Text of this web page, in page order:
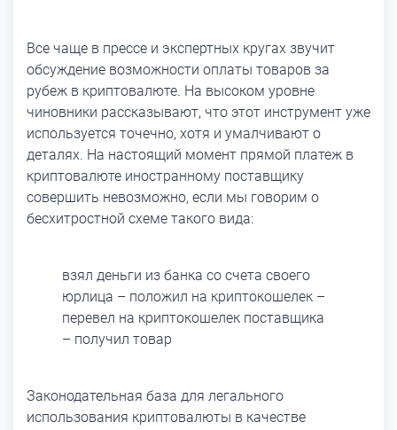
Все чаще в прессе и экспертных кругах звучит
обсуждение возможности оплаты товаров за
рубеж в криптовалюте. На высоком уровне
чиновники рассказывают, что этот инструмент уже
используется точечно, хотя и умалчивают о
деталях. На настоящий момент прямой платеж в
криптовалюте иностранному поставщику
совершить невозможно, если мы говорим о
бесхитростной схеме такого вида:
взял деньги из банка со счета своего
юрлица – положил на криптокошелек –
перевел на криптокошелек поставщика
– получил товар
Законодательная база для легального
использования криптовалюты в качестве